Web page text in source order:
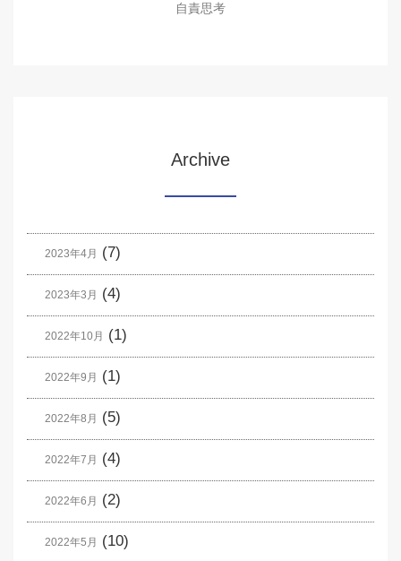
自責思考
Archive
2023年4月 (7)
2023年3月 (4)
2022年10月 (1)
2022年9月 (1)
2022年8月 (5)
2022年7月 (4)
2022年6月 (2)
2022年5月 (10)